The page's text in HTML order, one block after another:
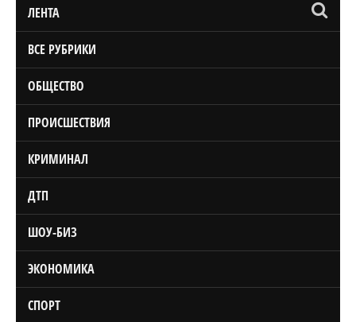
ЛЕНТА
ВСЕ РУБРИКИ
ОБЩЕСТВО
ПРОИСШЕСТВИЯ
КРИМИНАЛ
ДТП
ШОУ-БИЗ
ЭКОНОМИКА
СПОРТ